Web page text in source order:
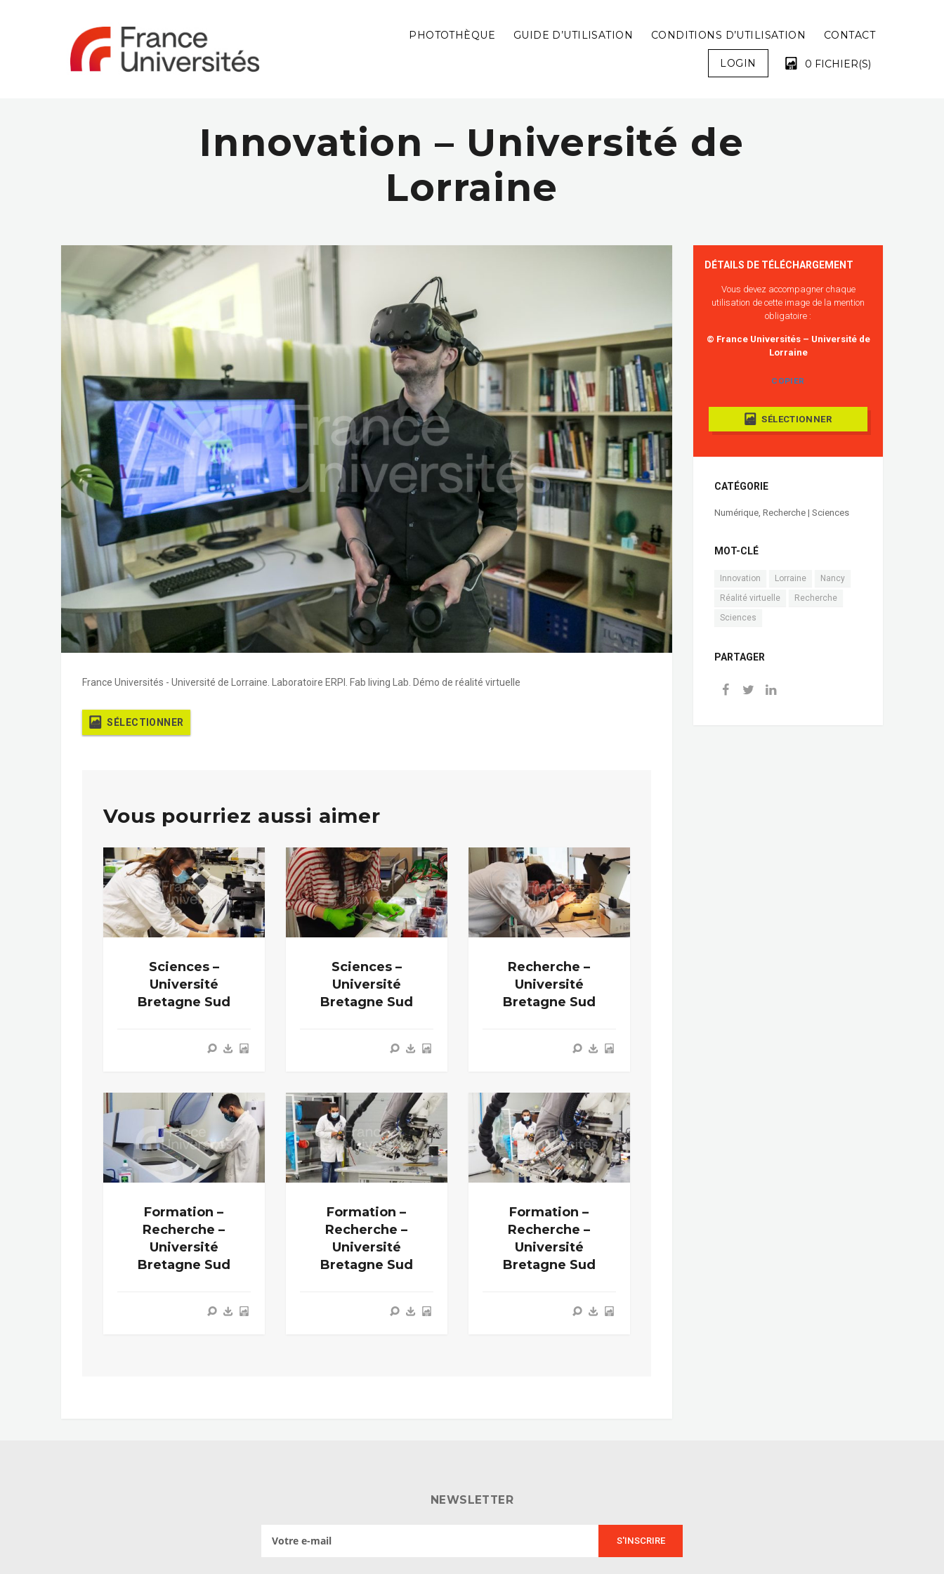
PHOTOTHÈQUE GUIDE D’UTILISATION CONDITIONS D’UTILISATION CONTACT
LOGIN 0 FICHIER(S)
VOTRE PANIER EST VIDE !
Innovation – Université de
Lorraine
France Universités - Université de Lorraine. Laboratoire ERPI. Fab living Lab. Démo de réalité virtuelle
SÉLECTIONNER
Vous pourriez aussi aimer
Sciences –
Université
Bretagne Sud
Sciences –
Université
Bretagne Sud
Recherche –
Université
Bretagne Sud
Formation –
Recherche –
Université
Bretagne Sud
Formation –
Recherche –
Université
Bretagne Sud
Formation –
Recherche –
Université
Bretagne Sud
DÉTAILS DE TÉLÉCHARGEMENT
Vous devez accompagner chaque
utilisation de cette image de la mention
obligatoire :
© France Universités – Université de
Lorraine
COPIER
SÉLECTIONNER
CATÉGORIE
Numérique, Recherche | Sciences
MOT-CLÉ
Innovation Lorraine
Nancy
Réalité virtuelle
Recherche
Sciences
PARTAGER
NEWSLETTER